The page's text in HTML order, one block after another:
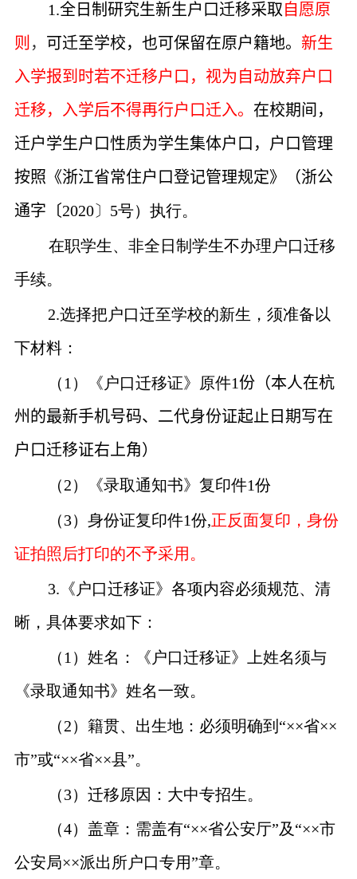
1.全日制研究生新生户口迁移采取 自愿原
则 ， 可迁至学校，也可保留在原户籍地。 新生
入学报到时若不迁移户口，视为 自动放弃户口
迁移，入学后不得再行户口迁入。 在校期间，
迁户学生户口性质为学生集体户口，户口管理
按照《浙江省常住户口登记管理规定》（浙公
通字〔2020〕 5号）执行。
在职学生、非全日制学生不办理户口迁移
手续。
2.选择把户口迁至学校的新生，须准备以
下材料：
（1 ）《户口迁移证》原件1份（本人在杭
州的最新手机号码、二代身份证起止日期写在
户口迁移证右上角）
（2）《录取通知书》复印件1份
（3）身份证复印件1份,正反面复印，身份
证拍照后打印的不予采用。
3. 《户口迁移证》各项内容必须规范、清
晰，具体要求如下：
（1 ）姓名：《户口迁移证》上姓名须与
《录取通知书》姓名一致。
（2）籍贯、出生地：必须明确到“××省××
市”或“××省××县”。
（3）迁移原因：大中专招生。
（4）盖章：需盖有“××省公安厅”及“××市
公安局××派出所户口专用”章。